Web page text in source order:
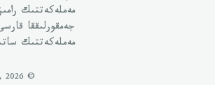
مەملەكەتتىك
جەمقورلىققا
مەملەكەتتىك
© 2026 «KAZINFORM» حاق